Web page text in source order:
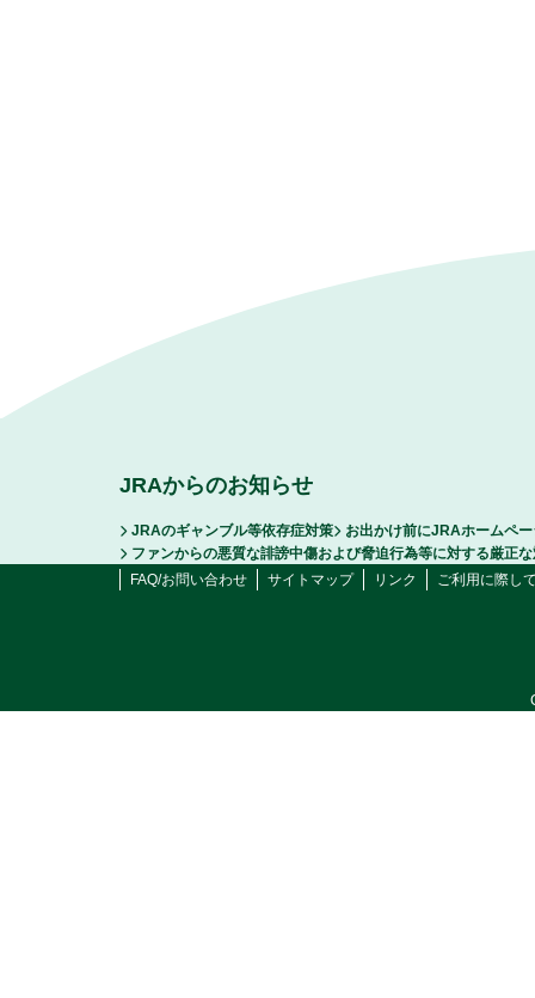
JRAからのお知らせ
JRAのギャンブル等依存症対策
お出かけ前にJRAホームペ
ファンからの悪質な誹謗中傷および脅迫行為等に対する厳正
FAQ/お問い合わせ
サイトマップ リンク ご利用に際し